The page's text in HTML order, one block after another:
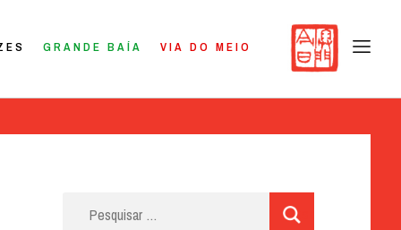
GRANDE BAÍA VIA DO MEIO